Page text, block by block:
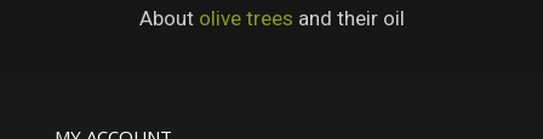
About olive trees and their oil